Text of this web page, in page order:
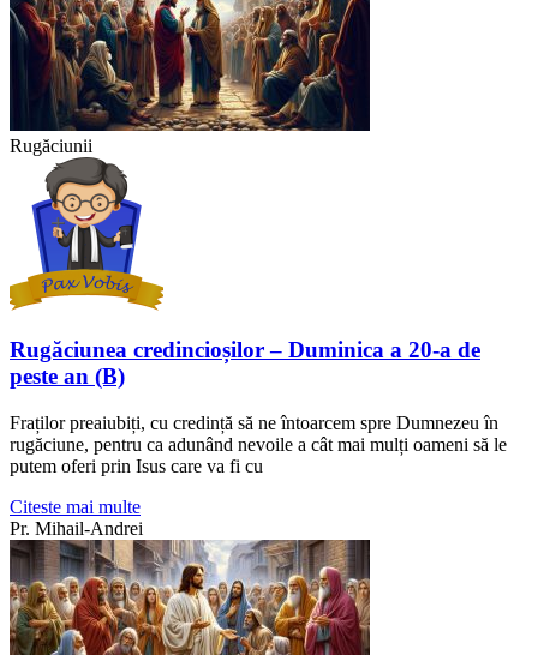
Rugăciunii
Rugăciunea credincioșilor – Duminica a 20-a de
peste an (B)
Fraților preaiubiți, cu credință să ne întoarcem spre Dumnezeu în
rugăciune, pentru ca adunând nevoile a cât mai mulți oameni să le
putem oferi prin Isus care va fi cu
Citeste mai multe
Pr. Mihail-Andrei